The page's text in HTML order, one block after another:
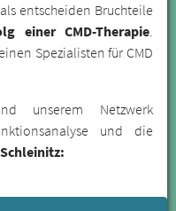
entscheiden Bruchteile
einer CMD-Therapie.
Spezialisten für CMD
unserem Netzwerk
und die